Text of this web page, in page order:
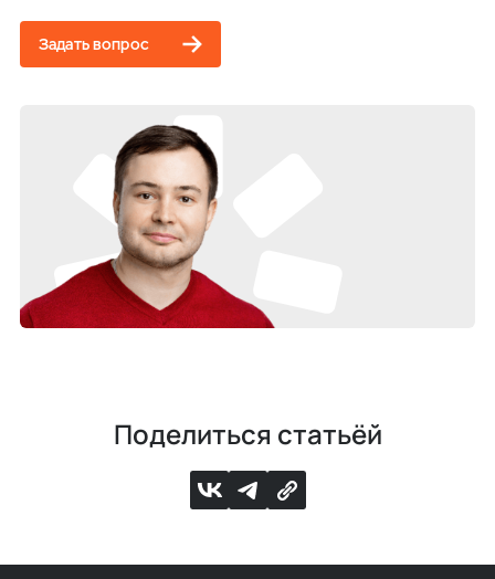
Задать вопрос
Поделиться статьёй